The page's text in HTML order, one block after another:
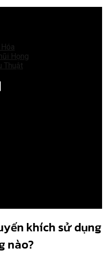
hàng.
Họng
Thuật
khích sử dụng
nào?